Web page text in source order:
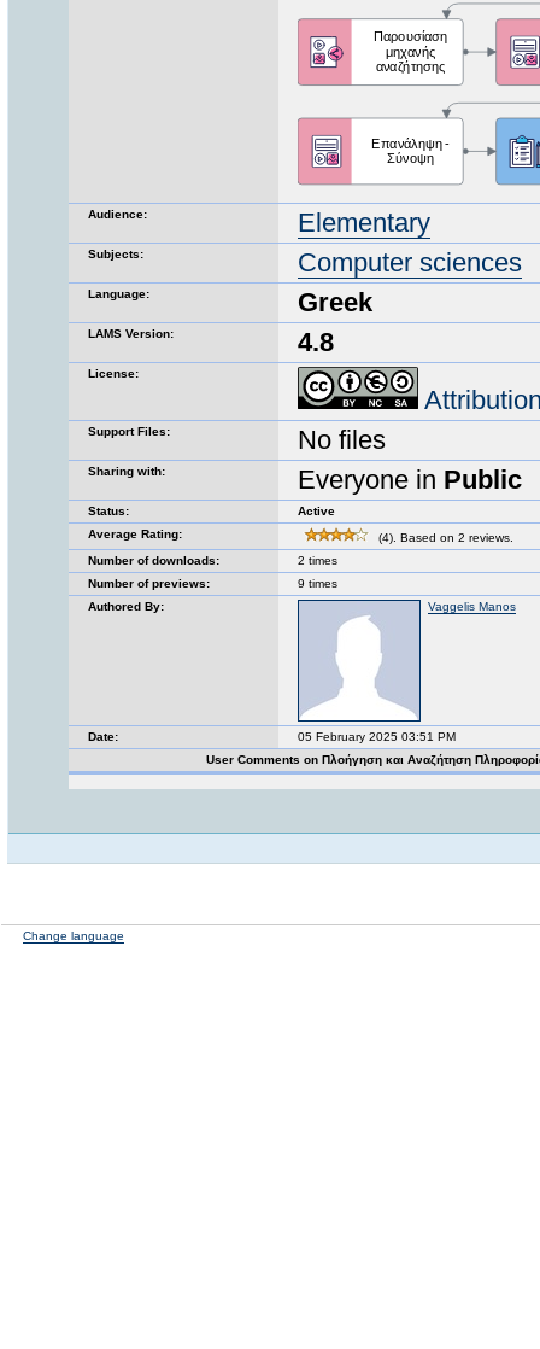
Audience: Elementary
Subjects: Computer sciences
Language: Greek
LAMS Version: 4.8
License:
Support Files: No files
Sharing with: Everyone in Public
Status:
Active
Average Rating:
(4). Based on 2 reviews.
Number of downloads:
2 times
Number of previews:
9 times
Authored By:
Vaggelis Manos
Date:
05 February 2025 03:51 PM
User Comments on Πλοήγηση και Αναζήτηση
Change language